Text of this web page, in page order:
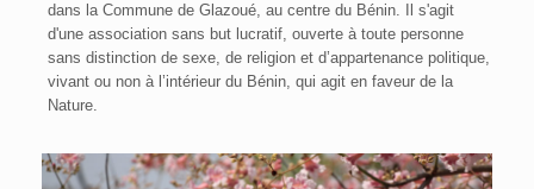
dans la Commune de Glazoué, au centre du Bénin. Il s'agit
d'une association sans but lucratif, ouverte à toute personne
sans distinction de sexe, de religion et d’appartenance politique,
vivant ou non à l’intérieur du Bénin, qui agit en faveur de la
Nature.